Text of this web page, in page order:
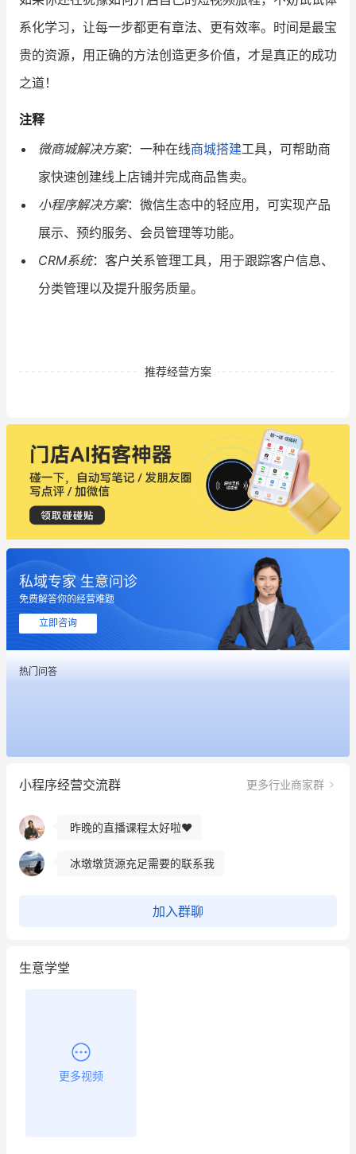
系化学习，让每一步都更有章法、更有效率。时间是最宝
贵的资源，用正确的方法创造更多价值，才是真正的成功
之道！
注释
微商城解决方案：一种在线商城搭建工具，可帮助商
家快速创建线上店铺并完成商品售卖。
小程序解决方案：微信生态中的轻应用，可实现产品
展示、预约服务、会员管理等功能。
CRM系统：客户关系管理工具，用于跟踪客户信息、
分类管理以及提升服务质量。
推荐经营方案
私域专家 生意问诊
免费解答你的经营难题
立即咨询
热门问答
小程序经营交流群 更多行业商家群
用有赞就能在微信、小红书同时经营了
餐饮也得靠私域和服务提高竞争力
昨晚的直播课程太好啦❤️
冰墩墩货源充足需要的联系我
加入群聊
生意学堂
更多视频